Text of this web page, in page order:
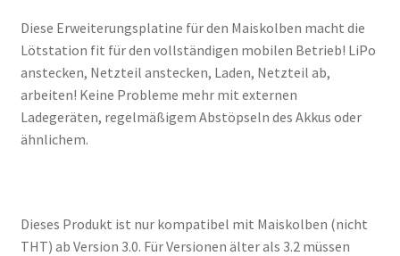
Diese Erweiterungsplatine für den Maiskolben macht die
Lötstation fit für den vollständigen mobilen Betrieb! LiPo
anstecken, Netzteil anstecken, Laden, Netzteil ab,
arbeiten! Keine Probleme mehr mit externen
Ladegeräten, regelmäßigem Abstöpseln des Akkus oder
ähnlichem.
Dieses Produkt ist nur kompatibel mit Maiskolben (nicht
THT) ab Version 3.0. Für Versionen älter als 3.2 müssen